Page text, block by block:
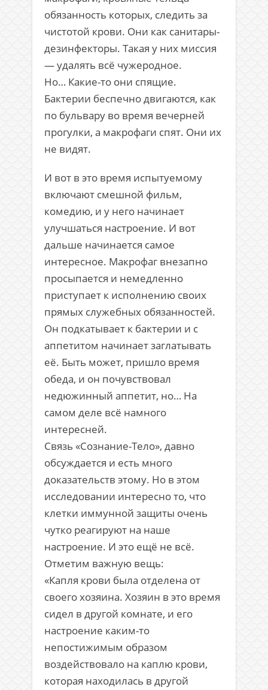
обязанность которых, следить за
чистотой крови. Они как санитары-
дезинфекторы. Такая у них миссия
— удалять всё чужеродное.
Но… Какие-то они спящие.
Бактерии беспечно двигаются, как
по бульвару во время вечерней
прогулки, а макрофаги спят. Они их
не видят.
И вот в это время испытуемому
включают смешной фильм,
комедию, и у него начинает
улучшаться настроение. И вот
дальше начинается самое
интересное. Макрофаг внезапно
просыпается и немедленно
приступает к исполнению своих
прямых служебных обязанностей.
Он подкатывает к бактерии и с
аппетитом начинает заглатывать
её. Быть может, пришло время
обеда, и он почувствовал
недюжинный аппетит, но… На
самом деле всё намного
интересней.
Связь «Сознание-Тело», давно
обсуждается и есть много
доказательств этому. Но в этом
исследовании интересно то, что
клетки иммунной защиты очень
чутко реагируют на наше
настроение. И это ещё не всё.
Отметим важную вещь:
«Капля крови была отделена от
своего хозяина. Хозяин в это время
сидел в другой комнате, и его
настроение каким-то
непостижимым образом
воздействовало на каплю крови,
которая находилась в другой